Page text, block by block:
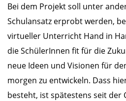
Bei dem Projekt soll unter
Schulansatz erprobt werden,
virtueller Unterricht Hand in
die SchülerInnen fit für die
neue Ideen und Visionen für
morgen zu entwickeln. Dass
besteht, ist spätestens seit der